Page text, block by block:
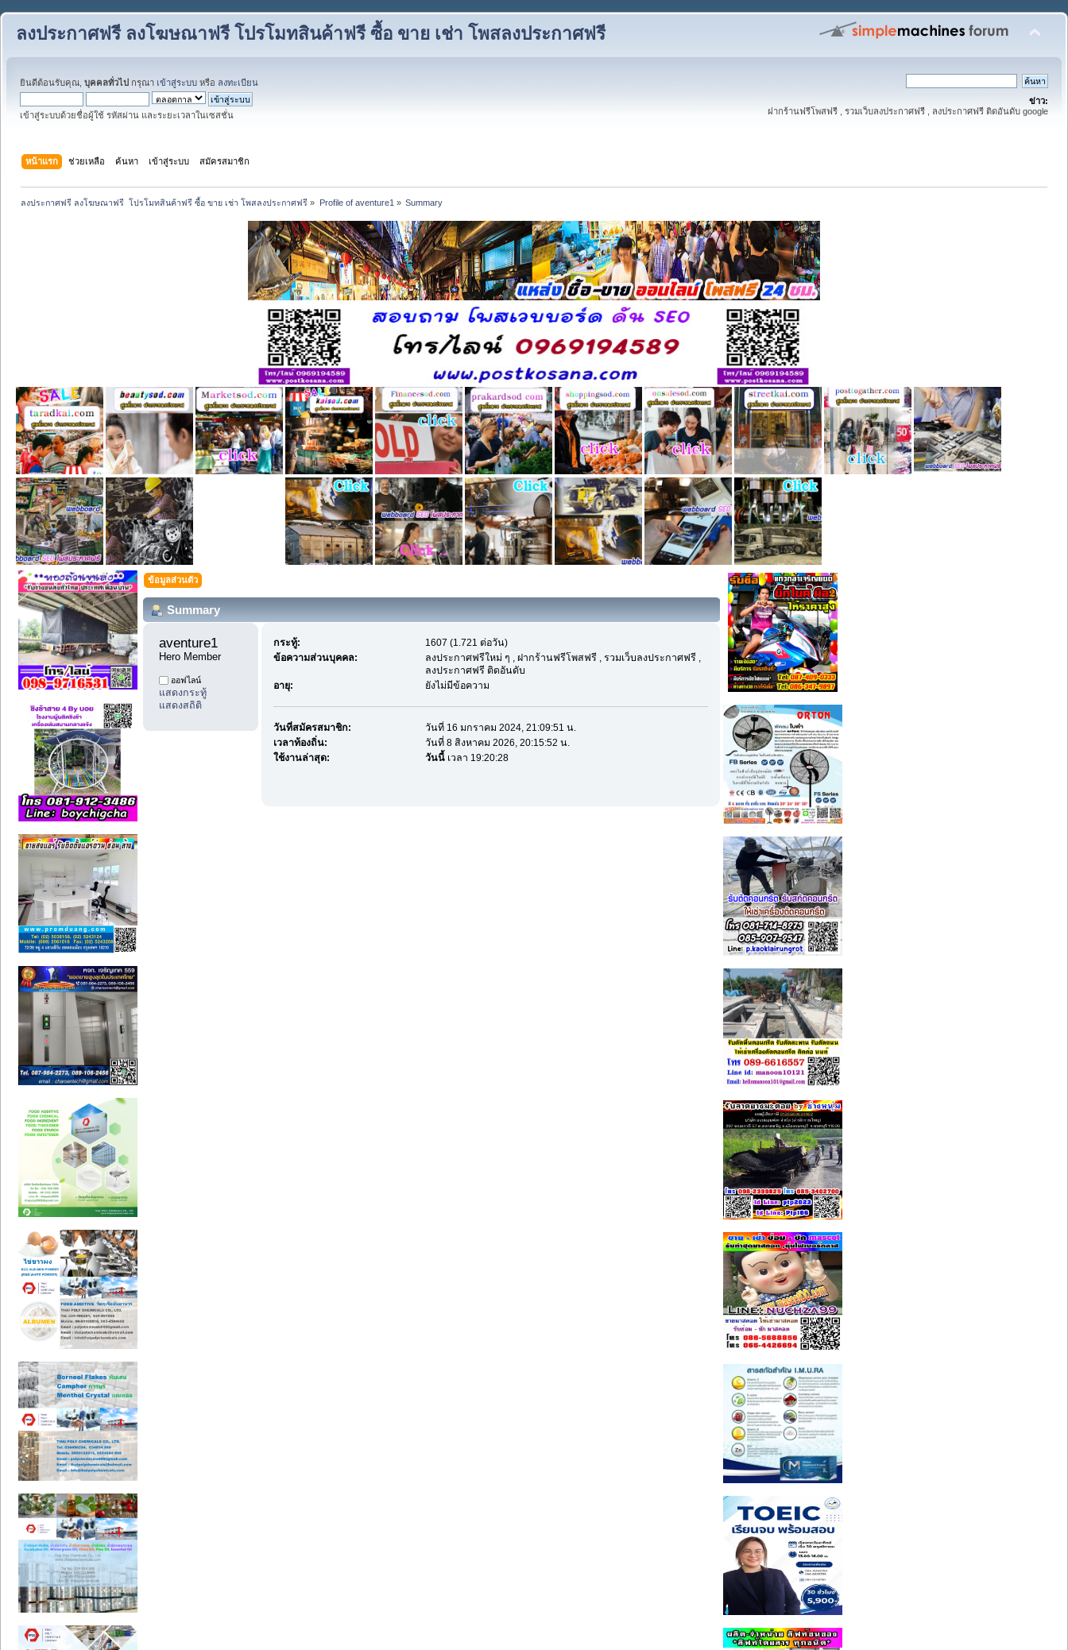
ลงประกาศฟรี ลงโฆษณาฟรี โปรโมทสินค้าฟรี ซื้อ ขาย เช่า โพสลงประกาศฟรี
ยินดีต้อนรับคุณ, บุคคลทั่วไป กรุณา เข้าสู่ระบบ หรือ ลงทะเบียน
เข้าสู่ระบบด้วยชื่อผู้ใช้ รหัสผ่าน และระยะเวลาในเซสชั่น
ข่าว:
ฝากร้านฟรีโพสฟรี , รวมเว็บลงประกาศฟรี , ลงประกาศฟรี ติดอันดับ google
หน้าแรก ช่วยเหลือ ค้นหา เข้าสู่ระบบ สมัครสมาชิก
ลงประกาศฟรี ลงโฆษณาฟรี  โปรโมทสินค้าฟรี ซื้อ ขาย เช่า โพสลงประกาศฟรี » Profile of aventure1 » Summary
ข้อมูลส่วนตัว
Summary
aventure1
Hero Member
ออฟไลน์
แสดงกระทู้
แสดงสถิติ
กระทู้:
1607 (1.721 ต่อวัน)
ข้อความส่วนบุคคล:
ลงประกาศฟรีใหม่ ๆ , ฝากร้านฟรีโพสฟรี , รวมเว็บลงประกาศฟรี ,
ลงประกาศฟรี ติดอันดับ
อายุ:
ยังไม่มีข้อความ
วันที่สมัครสมาชิก:
วันที่ 16 มกราคม 2024, 21:09:51 น.
เวลาท้องถิ่น:
วันที่ 8 สิงหาคม 2026, 20:15:52 น.
ใช้งานล่าสุด:
วันนี้ เวลา 19:20:28